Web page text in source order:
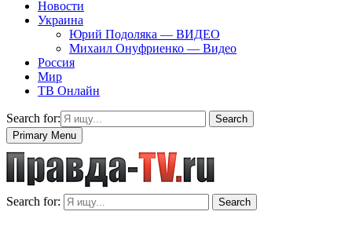
Новости
Украина
Юрий Подоляка — ВИДЕО
Михаил Онуфриенко — Видео
Россия
Мир
ТВ Онлайн
Search for:
Search
Primary Menu
Search for: Search